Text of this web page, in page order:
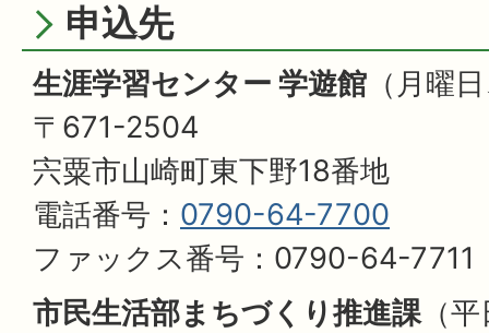
申込先
生涯学習センター 学遊館 （月曜
〒671-2504
宍粟市山崎町東下野18番地
電話番号： 0790-64-7700
ファックス番号：0790-64-7711
市民生活部まちづくり推進課（平